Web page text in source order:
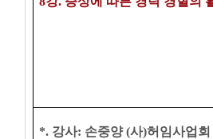
*. 강사: 손중양(사)허임사업